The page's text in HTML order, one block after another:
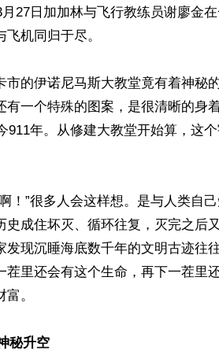
27日加加林与飞行教练员谢廖金
机同归于尽。
市的伊诺尼马斯大教堂竟有着神秘
有一个特殊的图案，是很清晰的身
911年。从修建大教堂开始算，这
！”很多人会这样想。是与人类自
史成住坏灭、循环往复，灭完之后
现沉睡海底数千年的文明古迹往
茬里还会有这个生命，再下一茬里
。
秘升空